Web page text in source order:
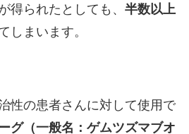
得られたとしても、 半数以上
しまいます。
性の患者さんに対して使用で
グ（一般名：ゲムツズマブオ